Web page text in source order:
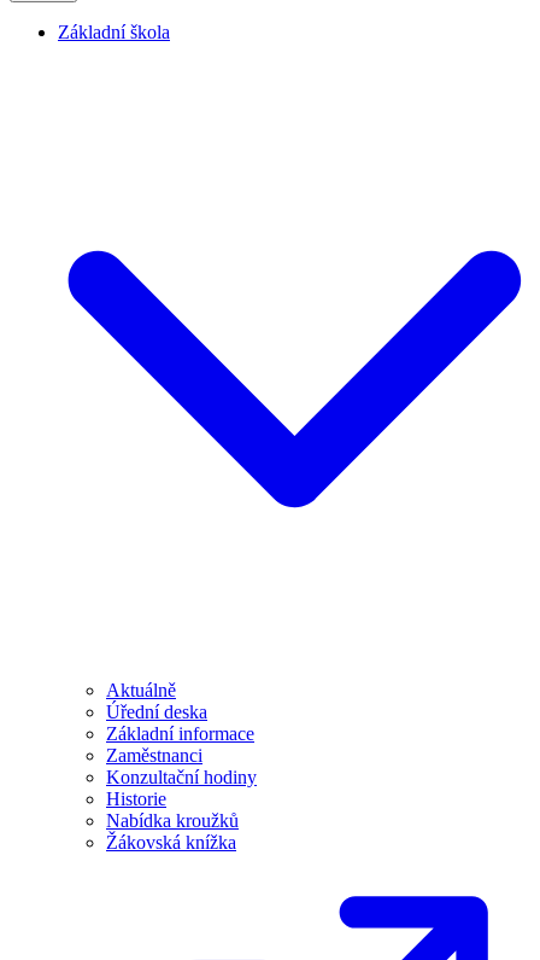
Základní škola
Aktuálně
Úřední deska
Základní informace
Zaměstnanci
Konzultační hodiny
Historie
Nabídka kroužků
Žákovská knížka